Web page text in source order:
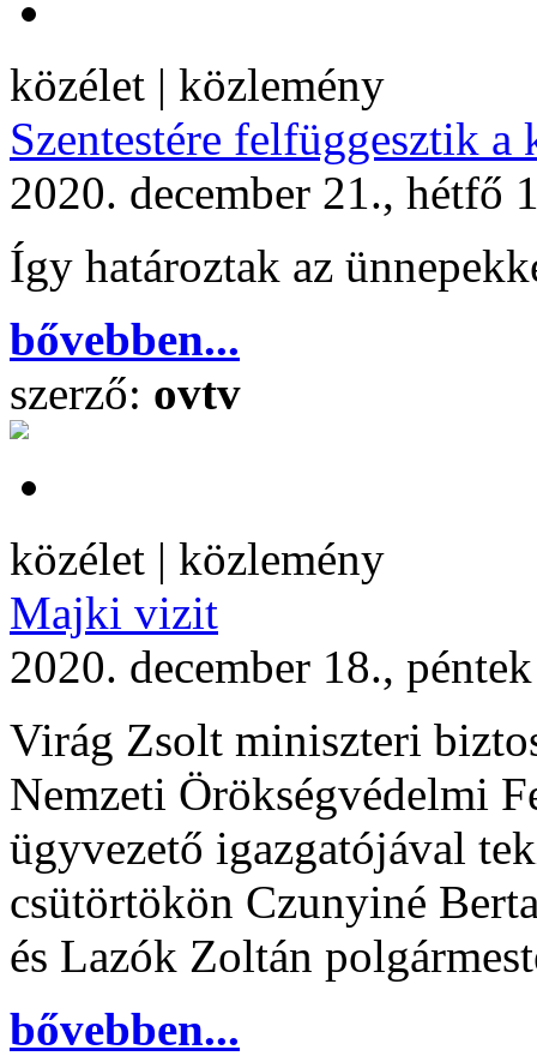
közélet | közlemény
Szentestére felfüggesztik
2020. december 21., hétfő
Így határoztak az
bővebben...
szerző: ovtv
közélet | közlemény
Majki vizit
2020. december 18.,
Virág Zsolt miniszteri
Nemzeti Örökségvédelmi
ügyvezető igazgatójával
csütörtökön Czunyiné
és Lazók Zoltán
bővebben...